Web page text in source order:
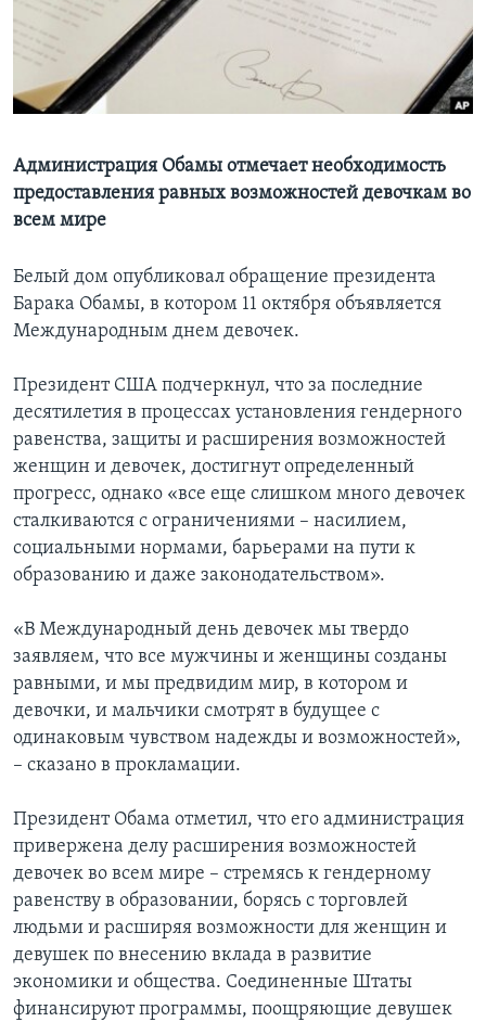
Learning English
СОЦИАЛЬНЫЕ СЕТИ
Языки
Администрация Обамы отмечает необходимость
предоставления равных возможностей девочкам во
всем мире
Белый дом опубликовал обращение президента
Барака Обамы, в котором 11 октября объявляется
Международным днем девочек.
Президент США подчеркнул, что за последние
десятилетия в процессах установления гендерного
равенства, защиты и расширения возможностей
женщин и девочек, достигнут определенный
прогресс, однако «все еще слишком много девочек
сталкиваются с ограничениями – насилием,
социальными нормами, барьерами на пути к
образованию и даже законодательством».
«В Международный день девочек мы твердо
заявляем, что все мужчины и женщины созданы
равными, и мы предвидим мир, в котором и
девочки, и мальчики смотрят в будущее с
одинаковым чувством надежды и возможностей»,
– сказано в прокламации.
Президент Обама отметил, что его администрация
привержена делу расширения возможностей
девочек во всем мире – стремясь к гендерному
равенству в образовании, борясь с торговлей
людьми и расширяя возможности для женщин и
девушек по внесению вклада в развитие
экономики и общества. Соединенные Штаты
финансируют программы, поощряющие девушек